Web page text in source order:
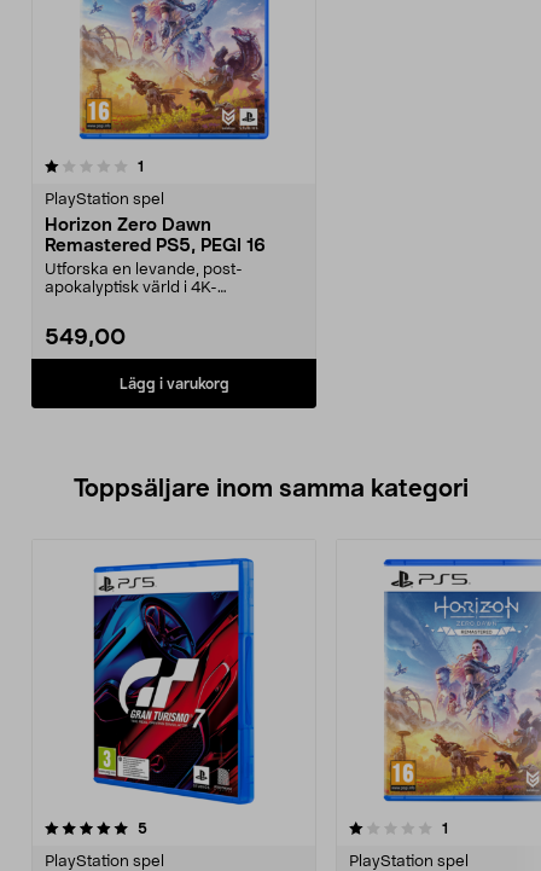
1
PlayStation spel
Horizon Zero Dawn
Remastered PS5, PEGI 16
Utforska en levande, post-
apokalyptisk värld i 4K-
549,00
Lägg i varukorg
Toppsäljare inom samma kategori
5recensioner
PlayStation spel
1.0 av 5 stjärnor 1
PlayStation spel
5.0 av 5 stjärnor